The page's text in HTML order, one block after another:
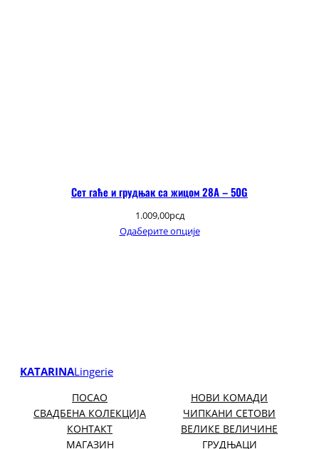
Сет гаће и грудњак са жицом 28А – 50G
1.009,00рсд
Одаберите опције
KATARINALingerie
ПОСАО
СВАДБЕНА КОЛЕКЦИЈА
КОНТАКТ
МАГАЗИН
НОВИ КОМАДИ
ЧИПКАНИ СЕТОВИ
ВЕЛИКЕ ВЕЛИЧИНЕ
ГРУДЊАЦИ